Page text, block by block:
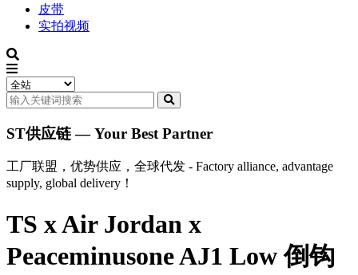
皮带
实拍视频
ST供应链 — Your Best Partner
工厂联盟，优势供应，全球代发 - Factory alliance, advantage
supply, global delivery！
TS x Air Jordan x
Peaceminusone AJ1 Low 倒钩